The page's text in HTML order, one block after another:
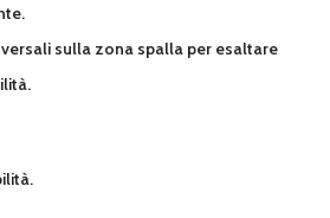
sulla zona spalla per esaltare